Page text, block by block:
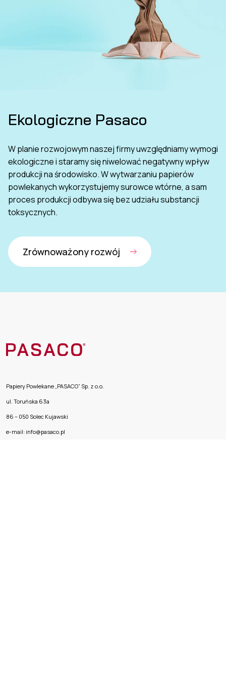
Ekologiczne Pasaco
W planie rozwojowym naszej firmy uwzględniamy wymogi
ekologiczne i staramy się niwelować negatywny wpływ
produkcji na środowisko. W wytwarzaniu papierów
powlekanych wykorzystujemy surowce wtórne, a sam
proces produkcji odbywa się bez udziału substancji
toksycznych.
Zrównoważony rozwój
Papiery Powlekane „PASACO” Sp. z o.o.
ul. Toruńska 63a
86 – 050 Solec Kujawski
e-mail: info@pasaco.pl